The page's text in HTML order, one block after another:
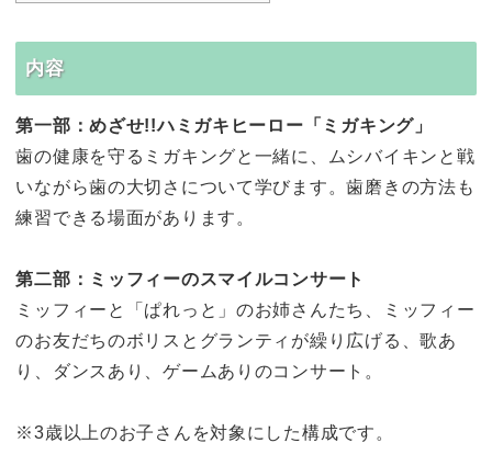
内容
第一部：めざせ!!ハミガキヒーロー「ミガキング」
歯の健康を守るミガキングと一緒に、ムシバイキンと戦
いながら歯の大切さについて学びます。歯磨きの方法も
練習できる場面があります。
第二部：ミッフィーのスマイルコンサート
ミッフィーと「ぱれっと」のお姉さんたち、ミッフィー
のお友だちのボリスとグランティが繰り広げる、歌あ
り、ダンスあり、ゲームありのコンサート。
※3歳以上のお子さんを対象にした構成です。